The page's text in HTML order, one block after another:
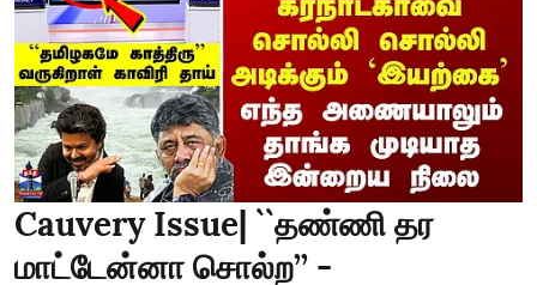
Cauvery Issue| ``தண்ணி தர
மாட்டேன்னா சொல்ற’’ -